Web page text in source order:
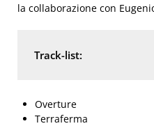
la collaborazione con
Track-list:
Overture
Terraferma